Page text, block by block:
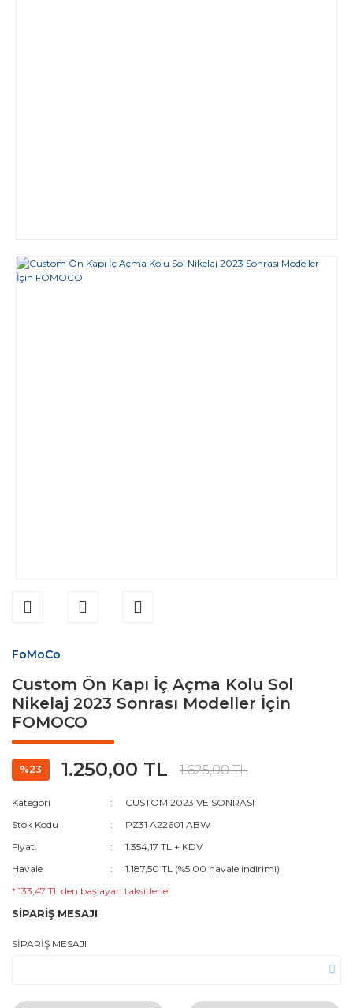
FoMoCo
Custom Ön Kapı İç Açma Kolu Sol
Nikelaj 2023 Sonrası Modeller İçin
FOMOCO
%23 1.250,00 TL 1.625,00 TL
Kategori
CUSTOM 2023 VE SONRASI
Stok Kodu
PZ31 A22601 ABW
Fiyat
1.354,17 TL + KDV
Havale
1.187,50 TL (%5,00 havale indirimi)
* 133,47 TL den başlayan taksitlerle!
SİPARİŞ MESAJI
SİPARİŞ MESAJI